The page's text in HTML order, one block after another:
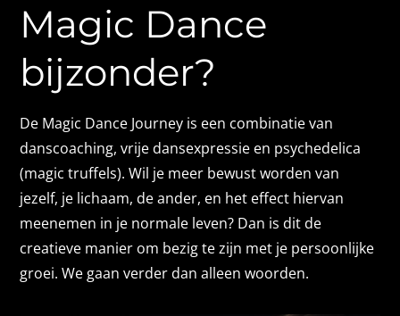
Magic Dance
bijzonder?
De Magic Dance Journey is een combinatie van
danscoaching, vrije dansexpressie en psychedelica
(magic truffels). Wil je meer bewust worden van
jezelf, je lichaam, de ander, en het effect hiervan
meenemen in je normale leven? Dan is dit de
creatieve manier om bezig te zijn met je persoonlijke
groei. We gaan verder dan alleen woorden.